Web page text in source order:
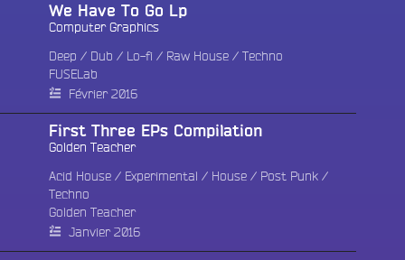
We Have To Go Lp
Computer Graphics
Deep / Dub / Lo-fi / Raw House / Techno
FUSELab ‎
Février 2016
First Three EPs Compilation
Golden Teacher ‎
Acid House / Experimental / House / Post Punk /
Techno
Golden Teacher ‎
Janvier 2016